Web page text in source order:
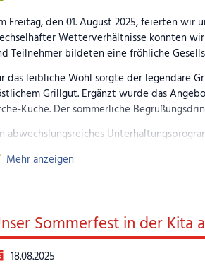
den Sicherheitsorganen.
Gabriel: „Fußballfankultur ist die
einmal zugenommen hat. Die
unterstützt nicht nur eine positive und
indem sie Demokratie, Vielfalt
Fanprojekte bei der dsj
am Main, 07.08.2025
(Anklicken zum Vergrößern)
Freitag, den 01. August 2025, feierten wir
Wetterverhältnisse konnten
Teilnehmer bildeten eine fröhliche
das leibliche Wohl sorgte der legendäre
Grillgut. Ergänzt wurde das
Küche. Der sommerliche
abwechslungsreiches
Boccia oder Ballspielen –
mit dem Tandem, und zur Erinnerung
an – doch die fröhliche Stimmung und
(Anklicken zum Vergrößern)
Mehr anzeigen
Sommerfest in der Kita
18.08.2025